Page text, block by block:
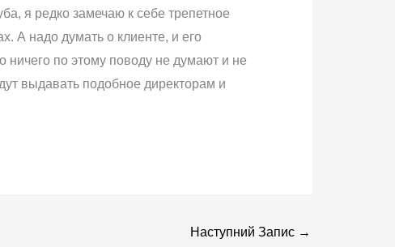
я редко замечаю к себе трепетное
А надо думать о клиенте, и его
ничего по этому поводу не думают и не
выдавать подобное директорам и
Наступний Запис →